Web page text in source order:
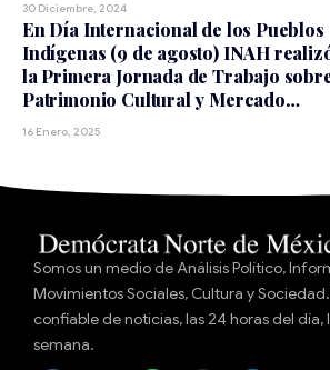
30 Diciembre, 2024
En Día Internacional de los Pueblos
Indígenas (9 de agosto) INAH
la Primera Jornada de Trabajo
Patrimonio Cultural y Mercado…
16 Enero, 2025
Somos un medio de Análisis Político,
Movimientos Sociales, Cultura y
confiable de noticias, las 24 horas del día,
semana.